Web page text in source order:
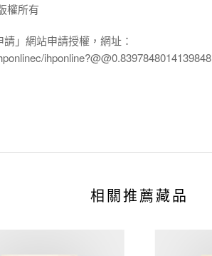
權所有
」網站申請授權，網址：
ihponline?@@0.8397848014139848
相關推薦藏品